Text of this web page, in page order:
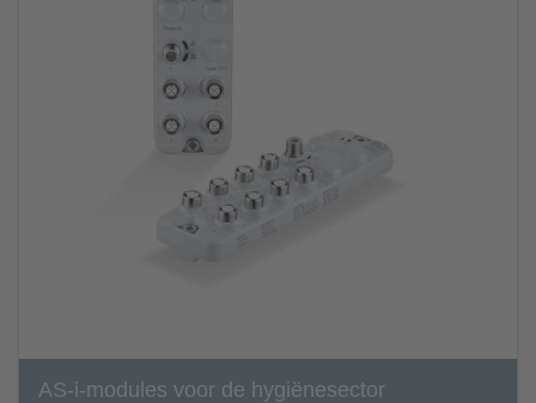
AS-i-modules voor de hygiënesector